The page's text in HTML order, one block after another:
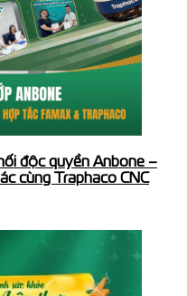
độc quyền Anbone –
cùng Traphaco CNC